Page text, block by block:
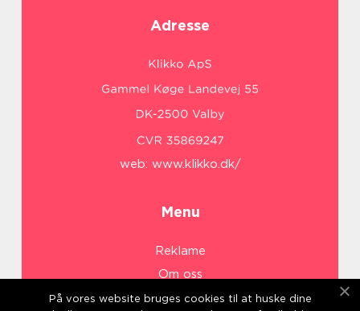
Adresse
web: www.klikko.dk/
Menu
Reklame
Om oss
Cookies
På vores website bruges cookies til at huske dine